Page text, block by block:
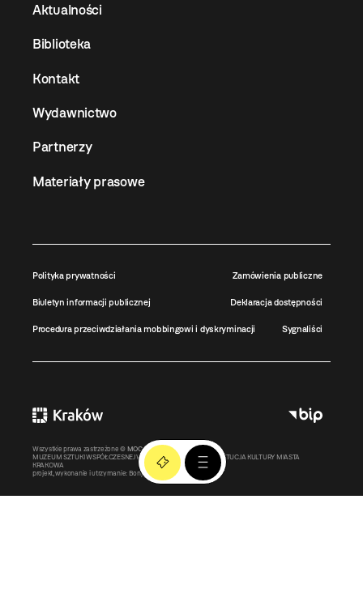
Aktualności
Biblioteka
Kontakt
Wydawnictwo
Partnerzy
Materiały prasowe
Polityka prywatności Zamówienia publiczne
Biuletyn informacji publicznej Deklaracja dostępności
Procedura przeciwdziałania mobbingowi i dyskryminacji Sygnaliści
Wszystkie prawa zastrzeżone © MOCAK2011-2026
MUZEUM SZTUKI WSPÓŁCZESNEJ W KRAKOWIE MOCAK – INSTYTUCJA KULTURY MIASTA
KRAKOWA
projekt, wykonanie i utrzymanie: Bonjour.pl